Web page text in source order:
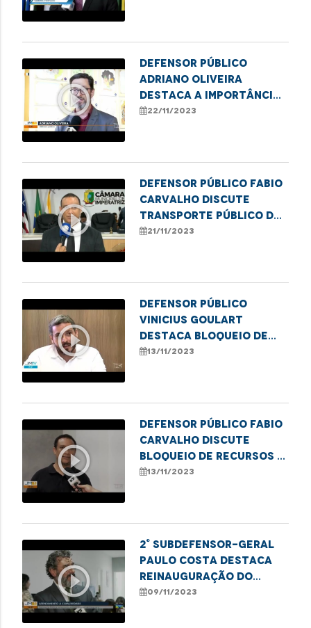
Maranhense
play_circle_outline
Defensor público
Adriano Oliveira
destaca a importância
da 13ª edição do
22/11/2023
play_circle_outline
Defensor público Fabio
Carvalho discute
transporte público de
Imperatriz em audiência
21/11/2023
play_circle_outline
Defensor público
Vinicius Goulart
destaca bloqueio de
verbas para
privada de saúde
13/11/2023
play_circle_outline
Defensor público Fabio
Carvalho discute
bloqueio de recursos e
desafios na saúde
13/11/2023
play_circle_outline
2° Subdefensor-Geral
Paulo Costa destaca
reinauguração do
Núcleo Regional da DPE
09/11/2023